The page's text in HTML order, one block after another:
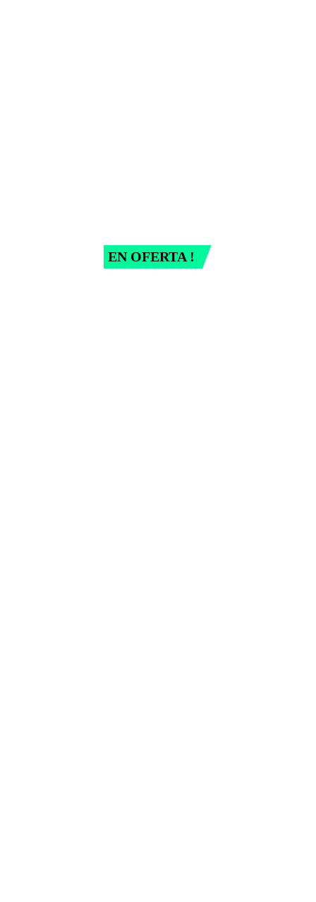
EN OFERTA !